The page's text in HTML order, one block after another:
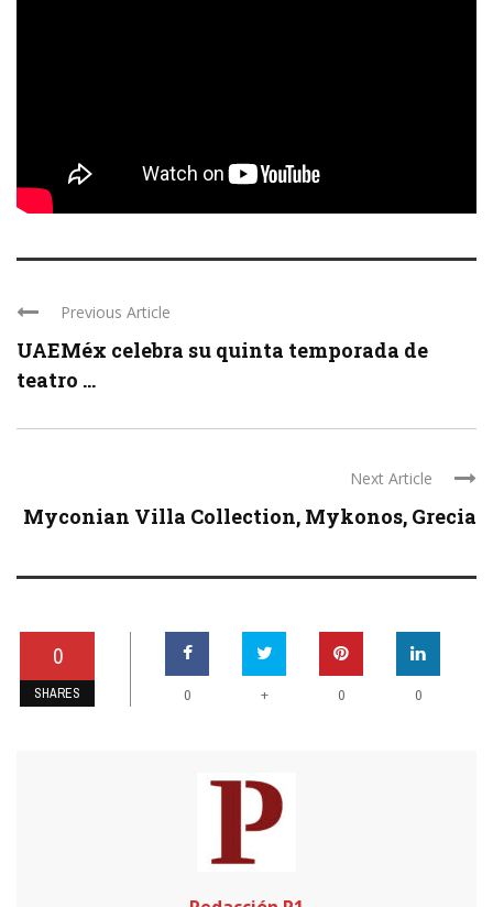
Previous Article
UAEMéx celebra su quinta temporada de
teatro ...
Next Article
Myconian Villa Collection, Mykonos, Grecia
0
SHARES 0 + 0 0